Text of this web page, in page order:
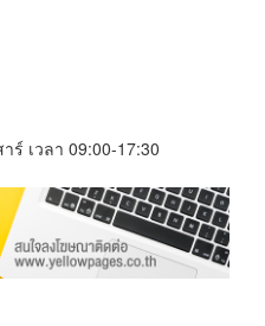
ร์ เวลา 09:00-17:30